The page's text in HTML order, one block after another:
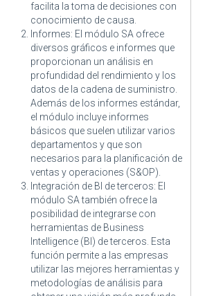
facilita la toma de decisiones con
conocimiento de causa.
Informes: El módulo SA ofrece
diversos gráficos e informes que
proporcionan un análisis en
profundidad del rendimiento y los
datos de la cadena de suministro.
Además de los informes estándar,
el módulo incluye informes
básicos que suelen utilizar varios
departamentos y que son
necesarios para la planificación de
ventas y operaciones (S&OP).
Integración de BI de terceros: El
módulo SA también ofrece la
posibilidad de integrarse con
herramientas de Business
Intelligence (BI) de terceros. Esta
función permite a las empresas
utilizar las mejores herramientas y
metodologías de análisis para